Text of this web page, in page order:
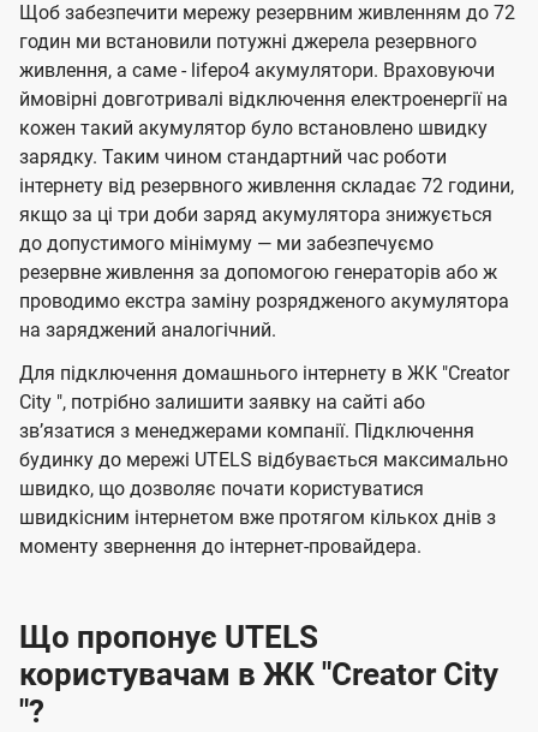
Щоб забезпечити мережу резервним живленням до 72
годин ми встановили потужні джерела резервного
живлення, а саме - lifepo4 акумулятори. Враховуючи
ймовірні довготривалі відключення електроенергії на
кожен такий акумулятор було встановлено швидку
зарядку. Таким чином стандартний час роботи
інтернету від резервного живлення складає 72 години,
якщо за ці три доби заряд акумулятора знижується
до допустимого мінімуму — ми забезпечуємо
резервне живлення за допомогою генераторів або ж
проводимо екстра заміну розрядженого акумулятора
на заряджений аналогічний.
Для підключення домашнього інтернету в ЖК "Creator
City ", потрібно залишити заявку на сайті або
звʼязатися з менеджерами компанії. Підключення
будинку до мережі UTELS відбувається максимально
швидко, що дозволяє почати користуватися
швидкісним інтернетом вже протягом кількох днів з
моменту звернення до інтернет-провайдера.
Що пропонує UTELS
користувачам в ЖК "Creator City
"?